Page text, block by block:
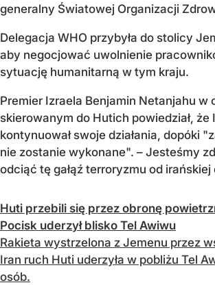
generalny Światowej Organizacji
Delegacja WHO przybyła do stolicy
aby negocjować uwolnienie
sytuację humanitarną w tym kraju.
Premier Izraela Benjamin Netanjahu w
skierowanym do Hutich powiedział, że
kontynuował swoje działania, dopóki
nie zostanie wykonane". – Jesteśmy
odciąć tę gałąź terroryzmu od irańskiej
Huti przebili się przez obronę
Pocisk uderzył blisko Tel Awiwu
Rakieta wystrzelona z Jemenu przez
Iran ruch Huti uderzyła w pobliżu Tel
osób.